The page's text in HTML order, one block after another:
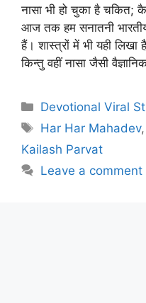
नासा भी हो चुका है चकित;
आज तक हम सनातनी
हैं। शास्त्रों में भी यही
किन्तु वहीं नासा जैसी
Categories
Devotional Viral
Tags
Har Har Mahadev,
Kailash Parvat
Leave a comment